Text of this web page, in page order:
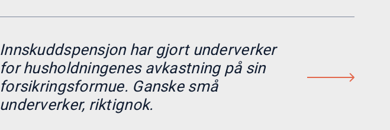
Innskuddspensjon har gjort underverker
for husholdningenes avkastning på sin
forsikringsformue. Ganske små
underverker, riktignok.